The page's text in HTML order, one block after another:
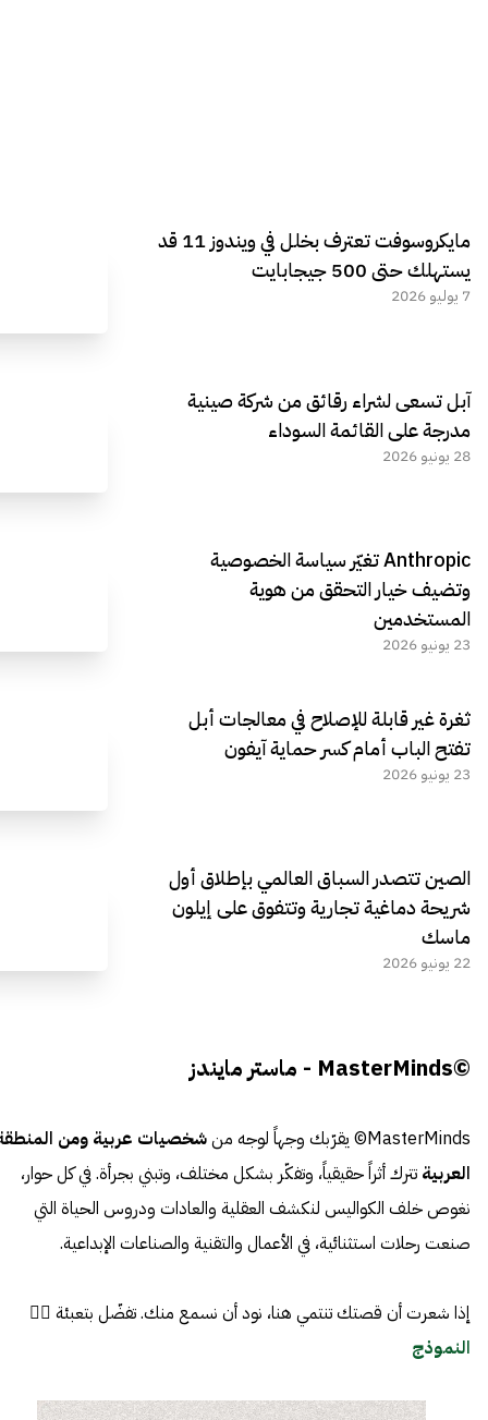
مايكروسوفت تعترف بخلل في ويندوز 11 قد
يستهلك حتى 500 جيجابايت
7 يوليو 2026
آبل تسعى لشراء رقائق من شركة صينية
مدرجة على القائمة السوداء
28 يونيو 2026
Anthropic تغيّر سياسة الخصوصية
وتضيف خيار التحقق من هوية
المستخدمين
23 يونيو 2026
ثغرة غير قابلة للإصلاح في معالجات أبل
تفتح الباب أمام كسر حماية آيفون
23 يونيو 2026
الصين تتصدر السباق العالمي بإطلاق أول
شريحة دماغية تجارية وتتفوق على إيلون
ماسك
22 يونيو 2026
©MasterMinds - ماستر مايندز
MasterMinds© يقرّبك وجهاً لوجه من
شخصيات عربية ومن
العربية تترك أثراً حقيقياً، وتفكّر بشكل مختلف، وتبني بجرأة. في كل حوار،
نغوص خلف الكواليس لنكشف العقلية والعادات ودروس الحياة التي
صنعت رحلات استثنائية، في الأعمال والتقنية والصناعات الإبداعية.
إذا شعرت أن قصتك تنتمي هنا، نود أن نسمع منك. تفضّل بتعبئة 👈🏼
النموذج